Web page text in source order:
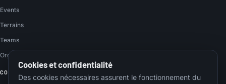
Events
Terrains
Teams
Organisateurs
COMMUNAUTÉ
Cookies et confidentialité
Des cookies nécessaires assurent le fonctionnement du